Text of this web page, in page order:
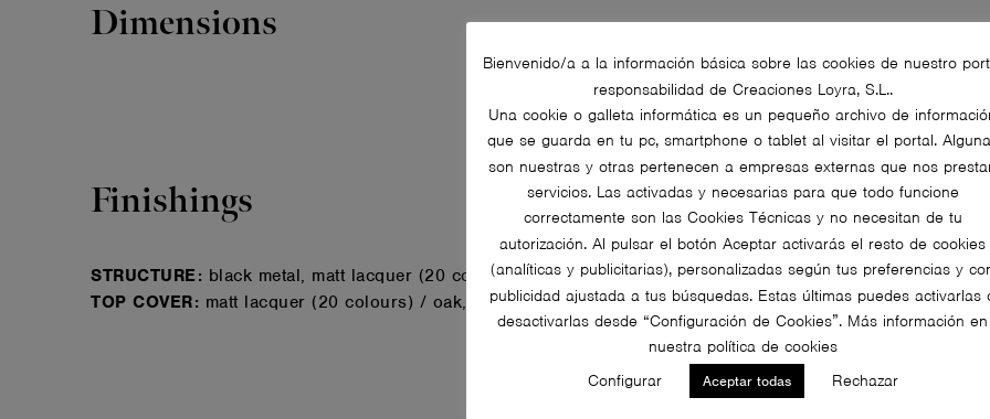
Dimensions
Finishings
STRUCTURE: black metal, matt lacquer (20 colours)
TOP COVER: matt lacquer (20 colours) / oak, walnut
Bienvenido/a a la información básica sobre las cookies de nuestro
responsabilidad de Creaciones Loyra, S.L..
Una cookie o galleta informática es un pequeño archivo de
que se guarda en tu pc, smartphone o tablet al visitar el portal.
son nuestras y otras pertenecen a empresas externas que nos
servicios. Las activadas y necesarias para que todo funcione
correctamente son las Cookies Técnicas y no necesitan de tu
autorización. Al pulsar el botón Aceptar activarás el resto de cookies
(analíticas y publicitarias), personalizadas según tus preferencias y
publicidad ajustada a tus búsquedas. Estas últimas puedes activarlas
desactivarlas desde “Configuración de Cookies”. Más información en
nuestra política de cookies
Configurar
Aceptar todas Rechazar